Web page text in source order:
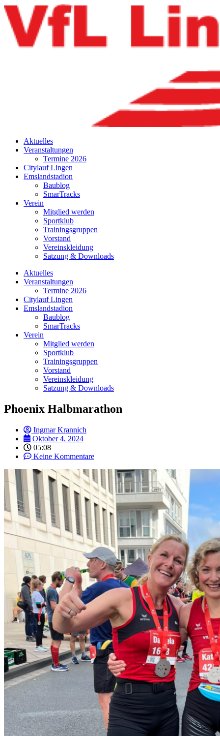
Aktuelles
Veranstaltungen
Termine 2026
Citylauf Lingen
Emslandstadion
Baublog
SmarTracks
Verein
Mitglied werden
Sportklub
Trainingsgruppen
Vorstand
Vereinskleidung
Satzung & Downloads
Aktuelles
Veranstaltungen
Termine 2026
Citylauf Lingen
Emslandstadion
Baublog
SmarTracks
Verein
Mitglied werden
Sportklub
Trainingsgruppen
Vorstand
Vereinskleidung
Satzung & Downloads
Phoenix Halbmarathon
Ingmar Krannich
Oktober 4, 2024
05:08
Keine Kommentare